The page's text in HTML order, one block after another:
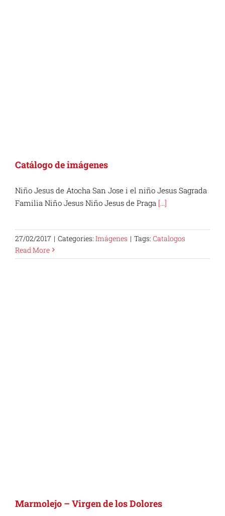
Catálogo de imágenes
Niño Jesus de Atocha San Jose i el niño Jesus Sagrada
Familia Niño Jesus Niño Jesus de Praga [...]
27/02/2017 | Categories: Imágenes | Tags: Catalogos
Read More
Marmolejo – Virgen de los Dolores